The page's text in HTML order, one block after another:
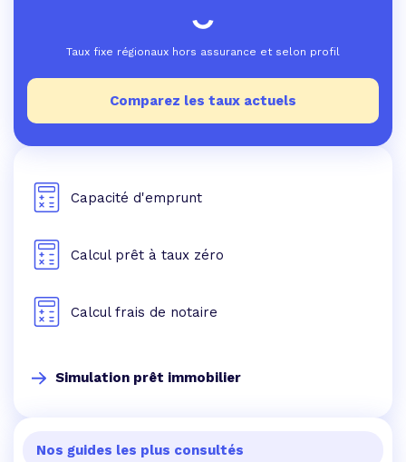
Taux fixe régionaux hors assurance et selon profil
Comparez les taux actuels
Capacité d'emprunt
Calcul prêt à taux zéro
Calcul frais de notaire
Simulation prêt immobilier
Nos guides les plus consultés